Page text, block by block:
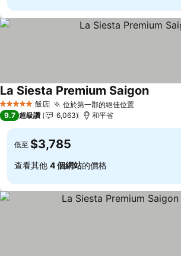
5 星級 飯店 位於第一郡的絕佳位置查看價格
La Siesta Premium Saigon查看價格
9.7 超級讚 6,063 和平省
低至 $3,785
查看其他 4 個網站的價格